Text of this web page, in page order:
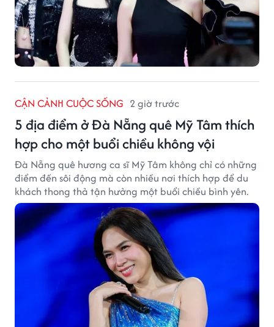
CẬN CẢNH CUỘC SỐNG 2 giờ trước
5 địa điểm ở Đà Nẵng quê Mỹ Tâm thích
hợp cho một buổi chiều không vội
Đà Nẵng quê hương ca sĩ Mỹ Tâm không chỉ có những
điểm đến sôi động mà còn nhiều nơi thích hợp để du
khách thong thả tận hưởng một buổi chiều bình yên.